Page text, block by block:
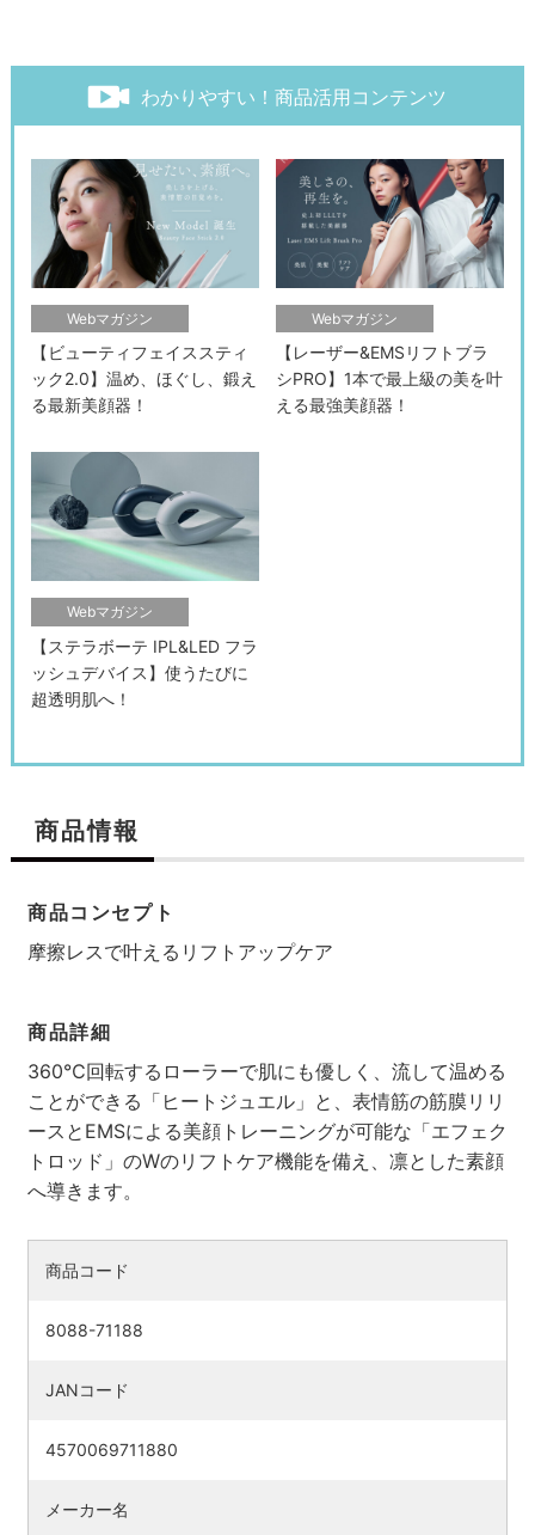
わかりやすい！商品活用コンテンツ
Webマガジン
【ビューティフェイススティ
ック2.0】温め、ほぐし、鍛え
る最新美顔器！
Webマガジン
【レーザー&EMSリフトブラ
シPRO】1本で最上級の美を叶
える最強美顔器！
Webマガジン
【ステラボーテ IPL&LED フラ
ッシュデバイス】使うたびに
超透明肌へ！
商品情報
商品コンセプト
摩擦レスで叶えるリフトアップケア
商品詳細
360℃回転するローラーで肌にも優しく、流して温める
ことができる「ヒートジュエル」と、表情筋の筋膜リリ
ースとEMSによる美顔トレーニングが可能な「エフェク
トロッド」のWのリフトケア機能を備え、凛とした素顔
へ導きます。
商品コード
8088-71188
JANコード
4570069711880
メーカー名